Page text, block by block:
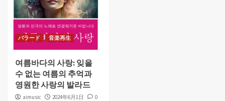
バラード 音楽再生
여름바다의 사랑: 잊을
수 없는 여름의 추억과
영원한 사랑의 발라드
aimusic 2024年6月1日 0